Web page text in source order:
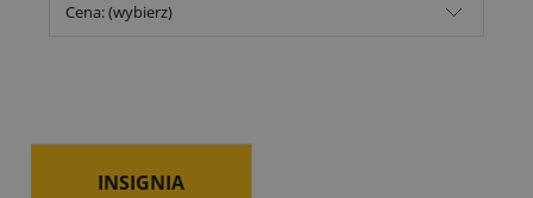
Cena: (wybierz)
INSIGNIA